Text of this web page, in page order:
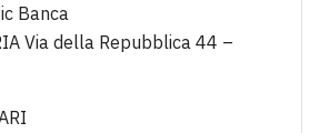
Banca
Via della Repubblica 44 –